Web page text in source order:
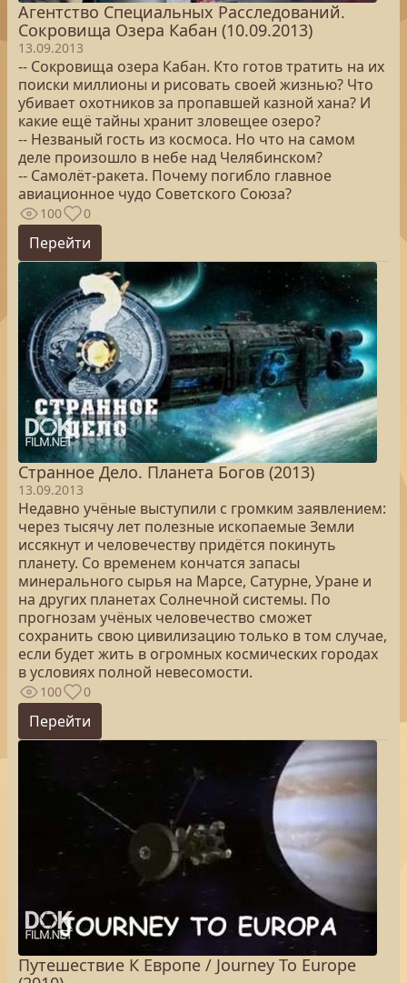
Агентство Специальных Расследований.
Сокровища Озера Кабан (10.09.2013)
13.09.2013
-- Сокровища озера Кабан. Кто готов тратить на их
поиски миллионы и рисовать своей жизнью? Что
убивает охотников за пропавшей казной хана? И
какие ещё тайны хранит зловещее озеро?
-- Незваный гость из космоса. Но что на самом
деле произошло в небе над Челябинском?
-- Самолёт-ракета. Почему погибло главное
авиационное чудо Советского Союза?
100 0
Перейти
Странное Дело. Планета Богов (2013)
13.09.2013
Недавно учёные выступили с громким заявлением:
через тысячу лет полезные ископаемые Земли
иссякнут и человечеству придётся покинуть
планету. Со временем кончатся запасы
минерального сырья на Марсе, Сатурне, Уране и
на других планетах Солнечной системы. По
прогнозам учёных человечество сможет
сохранить свою цивилизацию только в том случае,
если будет жить в огромных космических городах
в условиях полной невесомости.
100 0
Перейти
Путешествие К Европе / Journey To Europe